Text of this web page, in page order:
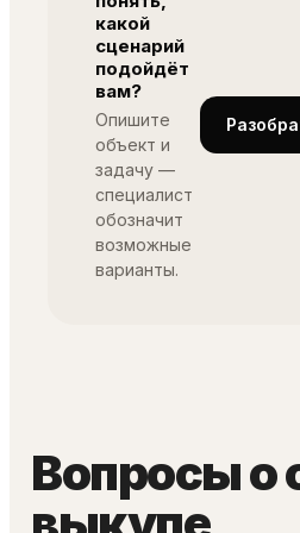
какой
сценарий
подойдёт
вам?
Опишите
объект и
задачу —
специалист
обозначит
возможные
варианты.
Вопросы о